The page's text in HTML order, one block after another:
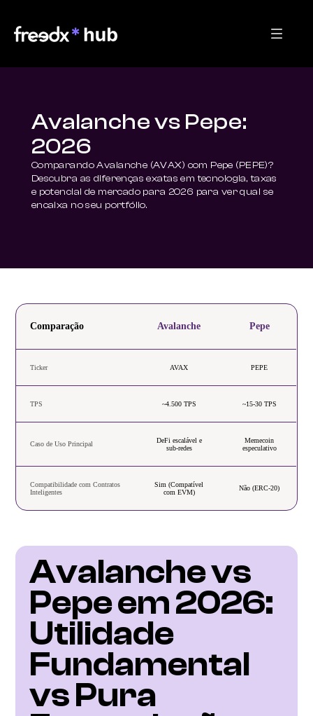
Avalanche vs Pepe:
2026
Comparando Avalanche (AVAX) com Pepe (PEPE)?
Descubra as diferenças exatas em tecnologia, taxas
e potencial de mercado para 2026 para ver qual se
encaixa no seu portfólio.
Comparação Avalanche Pepe
Ticker AVAX PEPE
TPS ~4.500 TPS ~15-30 TPS
Caso de Uso Principal
DeFi escalável e
sub-redes
Memecoin
especulativo
Compatibilidade com Contratos
Inteligentes
Sim (Compatível
com EVM)
Não (ERC-20)
Avalanche vs
Pepe em 2026:
Utilidade
Fundamental
vs Pura